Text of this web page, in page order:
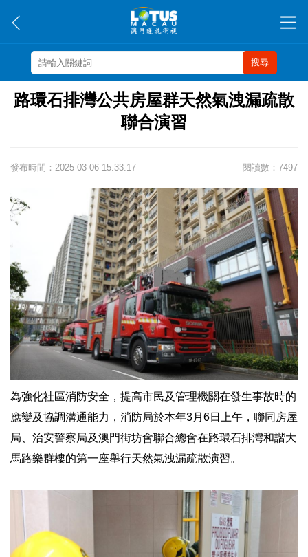
搜尋
路環石排灣公共房屋群天然氣洩漏疏散
聯合演習
發布時間：2025-03-06 15:33:17 閱讀數：7497
為強化社區消防安全，提高市民及管理機關在發生事故時的
應變及協調溝通能力，消防局於本年3月6日上午，聯同房屋
局、治安警察局及澳門街坊會聯合總會在路環石排灣和諧大
馬路樂群樓的第一座舉行天然氣洩漏疏散演習。